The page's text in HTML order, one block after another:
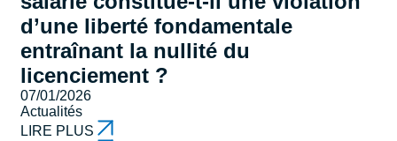
d’une liberté fondamentale
entraînant la nullité du
licenciement ?
07/01/2026
Actualités
LIRE PLUS